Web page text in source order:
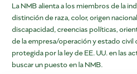
La NMB alienta a los miembros de la
distinción de raza, color, origen
discapacidad, creencias políticas,
de la empresa/operación y estado civil
protegida por la ley de EE. UU. en las
buscar un puesto en la NMB.